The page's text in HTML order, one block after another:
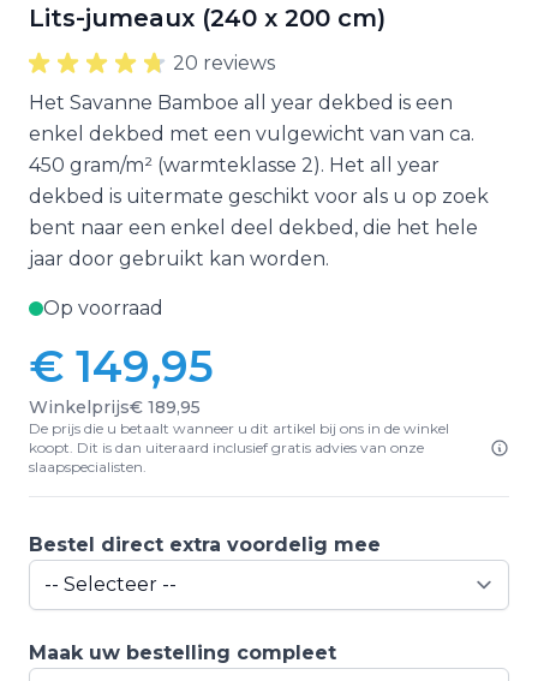
Lits-jumeaux (240 x 200 cm)
20 reviews
Het Savanne Bamboe all year dekbed is een
enkel dekbed met een vulgewicht van van ca.
450 gram/m² (warmteklasse 2). Het all year
dekbed is uitermate geschikt voor als u op zoek
bent naar een enkel deel dekbed, die het hele
jaar door gebruikt kan worden.
Op voorraad
€ 149,95
Winkelprijs€ 189,95
De prijs die u betaalt wanneer u dit artikel bij ons in de winkel
koopt. Dit is dan uiteraard inclusief gratis advies van onze
slaapspecialisten.
Bestel direct extra voordelig mee
Maak uw bestelling compleet